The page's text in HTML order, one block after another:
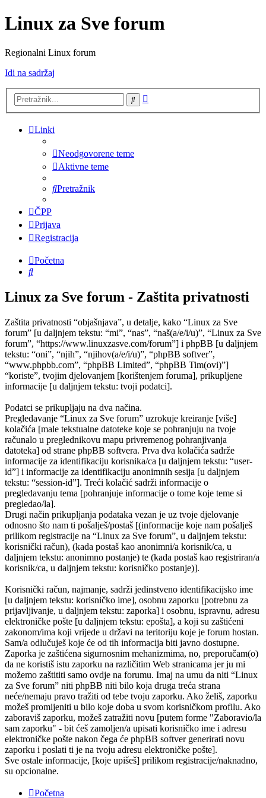
Linux za Sve forum
Regionalni Linux forum
Idi na sadržaj
Pretražnik
Linki
Neodgovorene teme
Aktivne teme
Pretražnik
ČPP
Prijava
Registracija
Početna
Pretražnik
Linux za Sve forum - Zaštita privatnosti
Zaštita privatnosti “objašnjava”, u detalje, kako “Linux za Sve
forum” [u daljnjem tekstu: “mi”, “nas”, “naš(a/e/i/u)”, “Linux za Sve
forum”, “https://www.linuxzasve.com/forum”] i phpBB [u daljnjem
tekstu: “oni”, “njih”, “njihov(a/e/i/u)”, “phpBB softver”,
“www.phpbb.com”, “phpBB Limited”, “phpBB Tim(ovi)”]
“koriste”, tvojim djelovanjem [korištenjem foruma], prikupljene
informacije [u daljnjem tekstu: tvoji podatci].
Podatci se prikupljaju na dva načina.
Pregledavanje “Linux za Sve forum” uzrokuje kreiranje [više]
kolačića [male tekstualne datoteke koje se pohranjuju na tvoje
računalo u preglednikovu mapu privremenog pohranjivanja
datoteka] od strane phpBB softvera. Prva dva kolačića sadrže
informacije za identifikaciju korisnika/ca [u daljnjem tekstu: “user-
id”] i informacije za identifikaciju anonimnih sesija [u daljnjem
tekstu: “session-id”]. Treći kolačić sadrži informacije o
pregledavanju tema [pohranjuje informacije o tome koje teme si
pregledao/la].
Drugi način prikupljanja podataka vezan je uz tvoje djelovanje
odnosno što nam ti pošalješ/postaš [(informacije koje nam pošalješ
prilikom registracije na “Linux za Sve forum”, u daljnjem tekstu:
korisnički račun), (kada postaš kao anonimni/a korisnik/ca, u
daljnjem tekstu: anonimno postanje) te (kada postaš kao registriran/a
korisnik/ca, u daljnjem tekstu: korisničko postanje)].
Korisnički račun, najmanje, sadrži jedinstveno identifikacijsko ime
[u daljnjem tekstu: korisničko ime], osobnu zaporku [potrebnu za
prijavljivanje, u daljnjem tekstu: zaporka] i osobnu, ispravnu, adresu
elektroničke pošte [u daljnjem tekstu: epošta], a koji su zaštićeni
zakonom/ima koji vrijede u državi na teritoriju koje je forum hostan.
Sam/a odlučuješ koje će od tih informacija biti javno dostupne.
Zaporka je zaštićena sigurnosnim mehanizmima, no, preporučam(o)
da ne koristiš istu zaporku na različitim Web stranicama jer ju mi
možemo zaštititi samo ovdje na forumu. Imaj na umu da niti “Linux
za Sve forum” niti phpBB niti bilo koja druga treća strana
neće/nemaju pravo tražiti od tebe tvoju zaporku. Ako želiš, zaporku
možeš promijeniti u bilo koje doba u svom korisničkom profilu. Ako
zaboraviš zaporku, možeš zatražiti novu [putem forme "Zaboravio/la
sam zaporku" - bit ćeš zamoljen/a upisati korisničko ime i adresu
elektroničke pošte nakon čega će phpBB softver generirati novu
zaporku i poslati ti je na tvoju adresu elektroničke pošte].
Sve ostale informacije, [koje upišeš] prilikom registracije/naknadno,
su opcionalne.
Početna